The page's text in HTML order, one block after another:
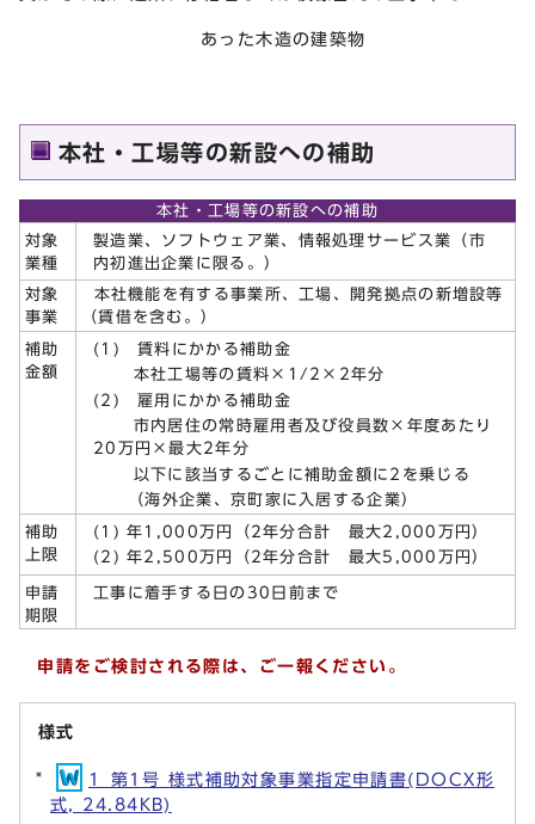
あった木造の建築物
本社・工場等の新設への補助
本社・工場等の新設への補助
対象
業種
製造業、ソフトウェア業、情報処理サービス業（市
内初進出企業に限る。）
対象
事業
本社機能を有する事業所、工場、開発拠点の新増設等
（賃借を含む。）
補助
金額
(1) 賃料にかかる補助金
本社工場等の賃料×1/2×2年分
(2) 雇用にかかる補助金
市内居住の常時雇用者及び役員数×年度あたり
20万円×最大2年分
以下に該当するごとに補助金額に2を乗じる
（海外企業、京町家に入居する企業）
補助
上限
(1) 年1,000万円（2年分合計 最大2,000万円）
(2) 年2,500万円（2年分合計 最大5,000万円）
申請
期限
工事に着手する日の30日前まで
申請をご検討される際は、ご一報ください。
様式
1_第1号 様式補助対象事業指定申請書(DOCX形
式, 24.84KB)